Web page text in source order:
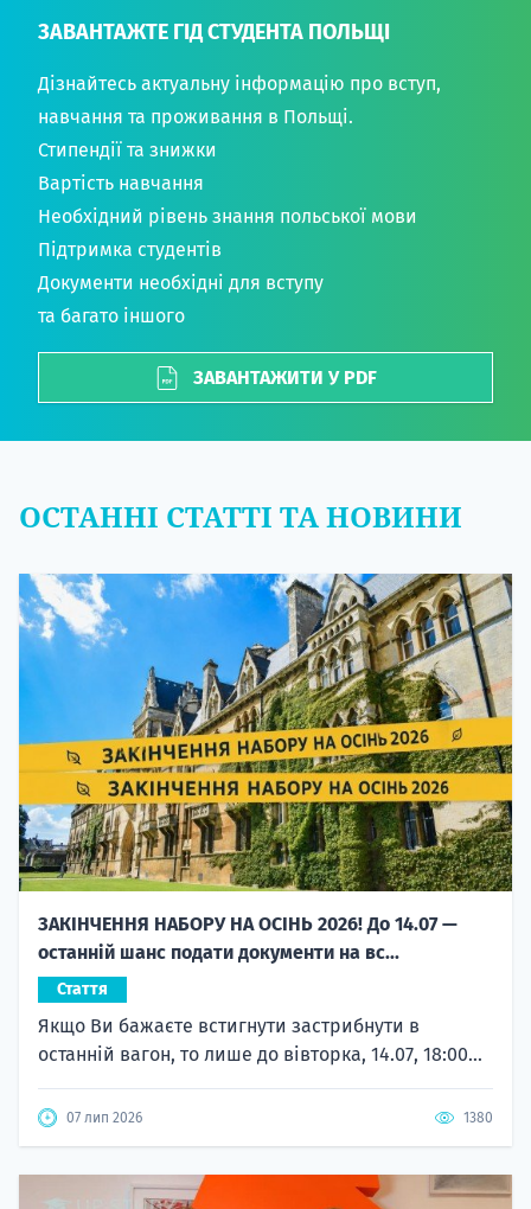
ЗАВАНТАЖТЕ ГІД СТУДЕНТА ПОЛЬЩІ
Дізнайтесь актуальну інформацію про вступ,
навчання та проживання в Польщі.
Стипендії та знижки
Вартість навчання
Необхідний рівень знання польської мови
Підтримка студентів
Документи необхідні для вступу
та багато іншого
ЗАВАНТАЖИТИ У PDF
ОСТАННІ СТАТТІ ТА НОВИНИ
ЗАКІНЧЕННЯ НАБОРУ НА ОСІНЬ 2026! До 14.07 —
останній шанс подати документи на вс...
Стаття
Якщо Ви бажаєте встигнути застрибнути в
останній вагон, то лише до вівторка, 14.07, 18:00...
07 лип 2026 1380